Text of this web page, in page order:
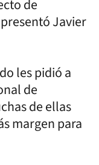
de
Javier
les pidió a
de
de ellas
margen para